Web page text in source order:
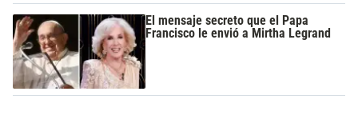
El mensaje secreto que el Papa
Francisco le envió a Mirtha Legrand